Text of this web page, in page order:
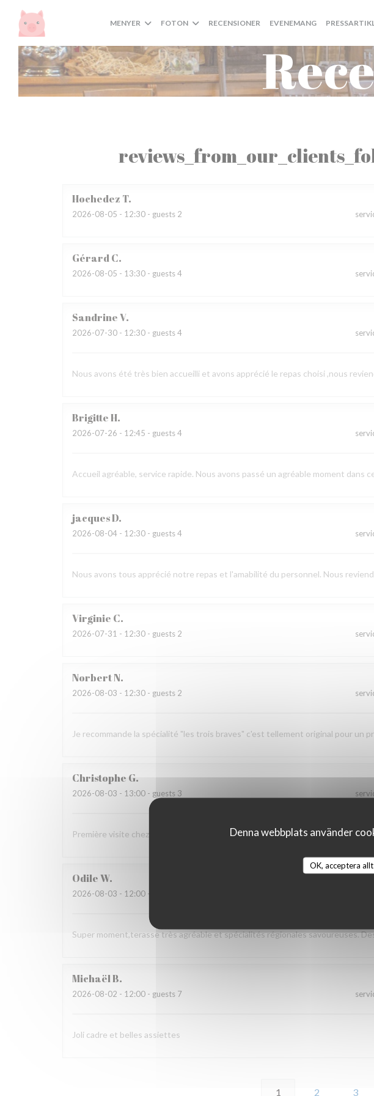
Cookie- hanteringspanel
Denna webbplats använder
OK, acceptera allt
MENYER FOTON RECENSIONER EVENEMANG
Hochedez T
2026-08-05 - 12:30 - guests 2
GérardC
2026-08-05 - 13:30 - guests 4
SandrineV
2026-07-30 - 12:30 - guests 4
Nous avons été très bien accueilli et avons apprécié le repas choisi ,nous
BrigitteH
2026-07-26 - 12:45 - guests 4
Accueil agréable, service rapide. Nous avons passé un agréable moment dans
jacquesD
2026-08-04 - 12:30 - guests 4
Nous avons tous apprécié notre repas et l'amabilité du personnel. Nous
Virginie C
2026-07-31 - 12:30 - guests 2
NorbertN
2026-08-03 - 12:30 - guests 2
Je recommande la spécialité "les trois braves" c'est tellement original pour un
Christophe G
2026-08-03 - 13:00 - guests 3
Première visite chez vous Nous avons tout apprécié Nous reviendrons une
OdileW
2026-08-03 - 12:00 - guests 3
Super moment,terasse très agréable et spécialités régionales savoureuses.
MichaëlB
2026-08-02 - 12:00 - guests 7
Joli cadre et belles assiettes
1 2 3